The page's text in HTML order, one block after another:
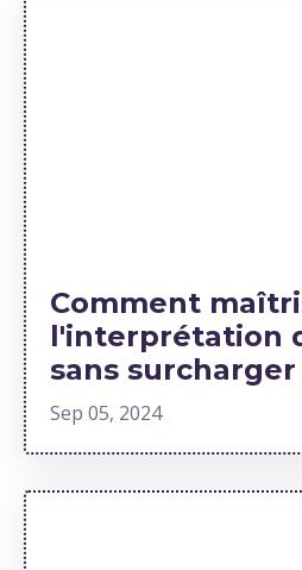
Comment
l'interprétation
sans
Sep 05, 2024